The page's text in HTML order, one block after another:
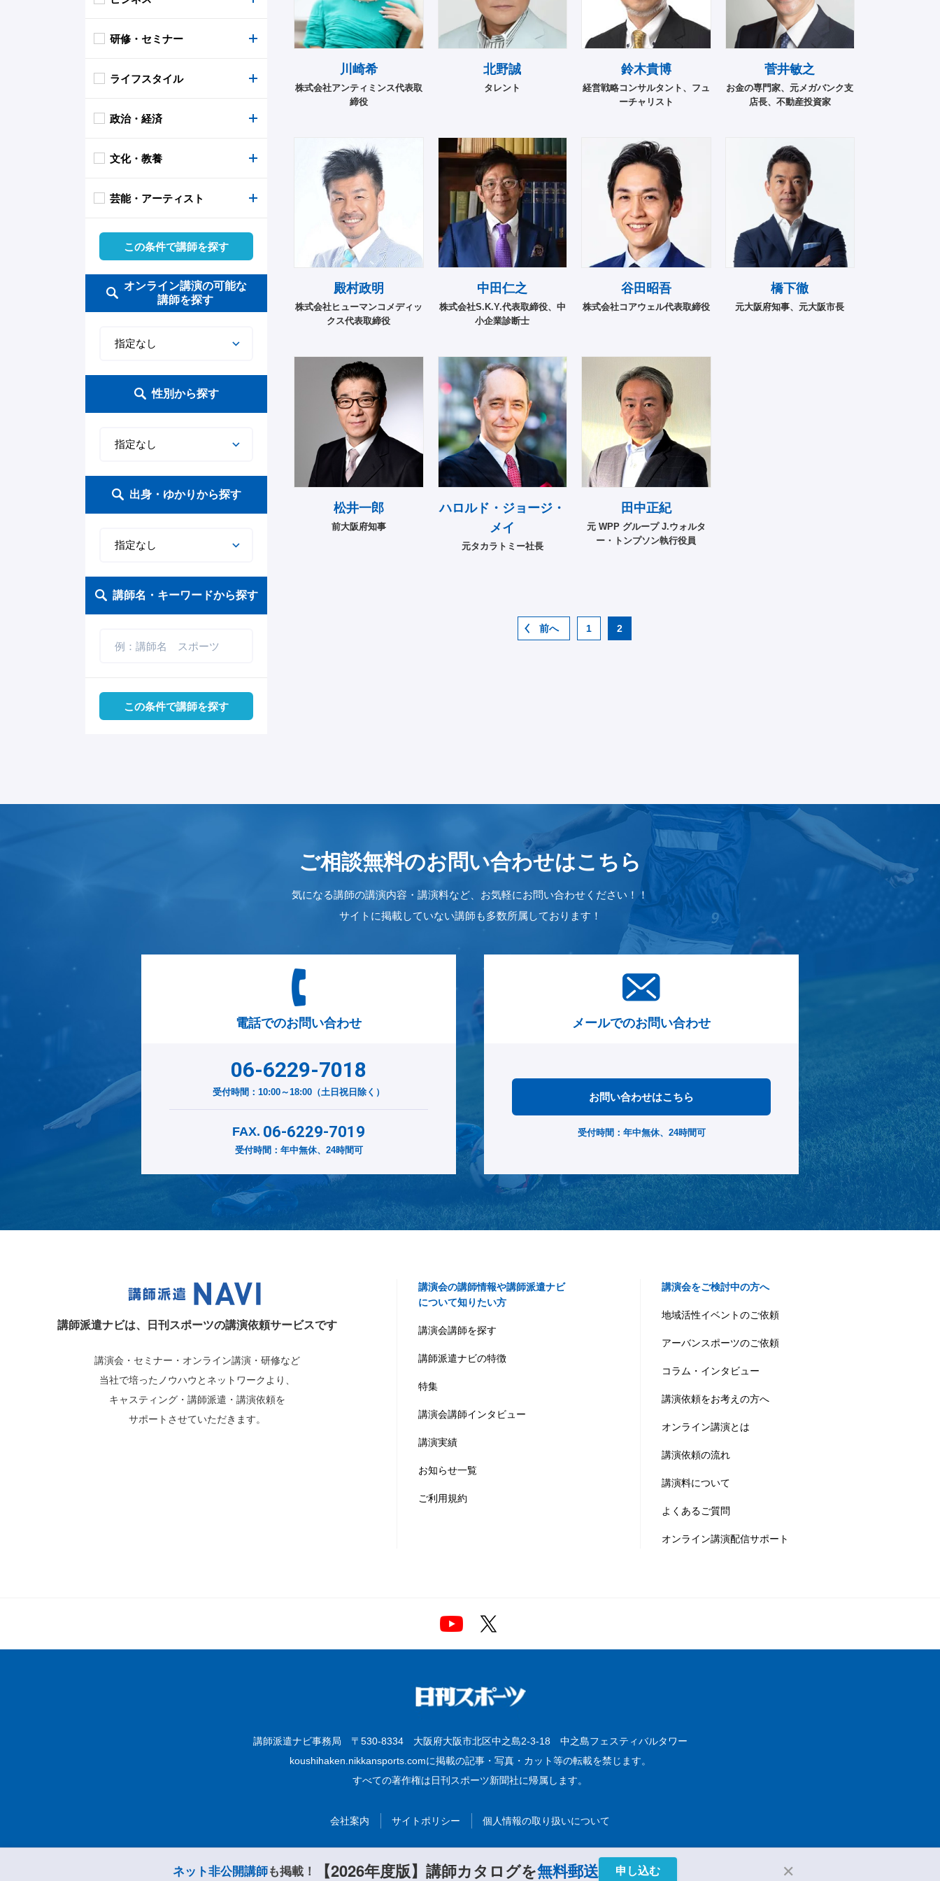
川崎希
株式会社アンティミンス代表取
締役
北野誠
タレント
鈴木貴博
経営戦略コンサルタント、フュ
ーチャリスト
菅井敏之
お金の専門家、元メガバンク支
店長、不動産投資家
殿村政明
株式会社ヒューマンコメディッ
クス代表取締役
中田仁之
株式会社S.K.Y.代表取締役、中
小企業診断士
谷田昭吾
株式会社コアウェル代表取締役
橋下徹
元大阪府知事、元大阪市長
松井一郎
前大阪府知事
ハロルド・ジョージ・
メイ
元タカラトミー社長
田中正紀
元 WPP グループ J.ウォルタ
ー・トンプソン執行役員
前へ 1 2
相撲
ボクシング
格闘技
ゴルフ
競馬・レース
パラリンピック・パラ競技
ラグビー
テニス
バスケットボール
水泳
陸上競技
その他スポーツ全般
トレーニング
命の大切さ
人生・経験談・体験談
生き方
家族
モチベーション・挑戦
夢
自己啓発
弁護士
大学教授
グローバル
進路・キャリア・不登校
幼少・青少年教育
夢・目標
ネットリテラシー（スマホ・
生涯学習
子どもの人権
学力向上・受験
食育
多様性（LGBT・異文化交流
環境・科学
平等
LGBTQ
平和
介護 福祉
セキュリティ
グローバル
弁護士
人材育成
経営論
コミュニケーション
チームワーク
組織論
SDGs
働き方改革
キャリア
研修・セミナー
防災
テレワーク
アンガーマネジメント
営業・販売
クレーム対応
コンプライアンス
コミュニケーション
顧客満足
新入社員
ホスピタリティ
ライフスタイル
闘病
旅
健康・医学
料理
インテリア
趣味
お酒・グルメ
ファッション
ワークライフバランス
シニアライフ
風水・占い
政治・経済
エコノミスト
政治
経済
地方活性化
農業
地産地消
株式投資・金融
地方自治
文化・教養
コメンテーター・キャスター
俳句・短歌・川柳
伝統・日本文化
世界文化
アート・芸術
宗教
文学
芸能・アーティスト
タレント・アイドル
写真家
映画・舞台
作家・漫画家
落語
お笑い
この条件で講師を探す
オンライン講演の可能な
講師を探す
性別から探す
出身・ゆかりから探す
講師名・キーワードから探す
この条件で講師を探す
ご相談無料のお問い合わせはこちら
気になる講師の講演内容・講演料など、お気軽にお問い合わせください！！
サイトに掲載していない講師も多数所属しております！
電話でのお問い合わせ
06-6229-7018
受付時間：10:00～18:00（土日祝日除く）
FAX. 06-6229-7019
受付時間：年中無休、24時間可
メールでのお問い合わせ
お問い合わせはこちら
受付時間：年中無休、24時間可
講演会の講師情報や講師派遣ナビ
について知りたい方
講演会講師を探す
講師派遣ナビの特徴
特集
講演会講師インタビュー
講演実績
お知らせ一覧
ご利用規約
講演会をご検討中の方へ
地域活性イベントのご依頼
アーバンスポーツのご依頼
コラム・インタビュー
講演依頼をお考えの方へ
オンライン講演とは
講演依頼の流れ
講演料について
よくあるご質問
オンライン講演配信サポート
講師派遣ナビは、 日刊スポーツの講演依頼サービスです
講演会・セミナー・オンライン講演・研修など
当社で培ったノウハウとネットワークより、
キャスティング・講師派遣・講演依頼を
サポートさせていただきます。
講師派遣ナビ事務局 〒530-8334 大阪府大阪市北区中之島2-3-18 中之島フェスティバルタワー
koushihaken.nikkansports.comに掲載の記事・写真・カット等の転載を禁じます。
すべての著作権は日刊スポーツ新聞社に帰属します。
会社案内 サイトポリシー 個人情報の取り扱いについて
(C)2018, Nikkan Sports News. ✕
ネット非公開講師も掲載！ 【2026年度版】講師カタログを無料郵送 申し込む